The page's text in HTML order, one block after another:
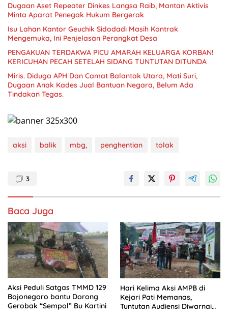
Dugaan Aset Repeater Dinkes Langsa Raib, Mantan Aktivis
Minta Aparat Penegak Hukum Bergerak
Isu Lahan Kantor Geuchik Sidodadi Masih Kontrak
Mengemuka, Ini Penjelasan Perangkat Desa
PENGAKUAN TERDAKWA PICU AMARAH KELUARGA KORBAN!
KERICUHAN PECAH SETELAH SIDANG TUNTUTAN DITUNDA
Miris. Diduga APH Dan Camat Balantak Utara, Mati Suri,
Dugaan Anak Kades Jual Bantuan Negara, Belum Ada
aksi balik mbg, penghentian tolak
3
Baca Juga
Aksi Peduli Satgas TMMD 129
Bojonegoro bantu Dorong
Gerobak “Sempol” Bu Kartini
Hari Kelima Aksi AMPB di
Kejari Pati Memanas,
Tuntutan Audiensi Diwarnai